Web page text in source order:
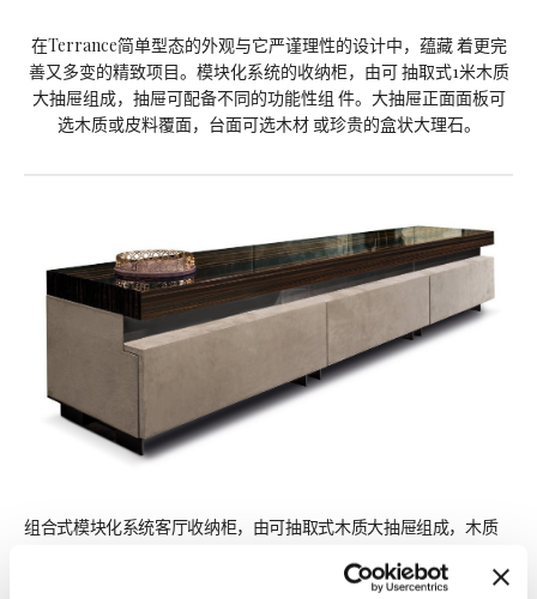
在Terrance简单型态的外观与它严谨理性的设计中，蕴藏 着更完
善又多变的精致项目。模块化系统的收纳柜，由可 抽取式1米木质
大抽屉组成，抽屉可配备不同的功能性组 件。大抽屉正面面板可
选木质或皮料覆面，台面可选木材 或珍贵的盒状大理石。
组合式模块化系统客厅收纳柜，由可抽取式木质大抽屉组成，木质
亮光∕哑光卡纳莱托核桃木、亮光∕哑光西克莫槭木、亮光胡桃木树